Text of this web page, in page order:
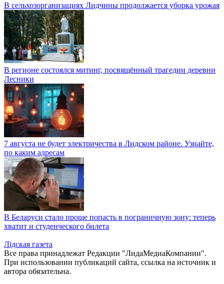
В сельхозорганизациях Лидчины продолжается уборка урожая
В регионе состоялся митинг, посвящённый трагедии деревни
Лесники
7 августа не будет электричества в Лидском районе. Узнайте,
по каким адресам
В Беларуси стало проще попасть в пограничную зону: теперь
хватит и студенческого билета
Лiдская газета
Все права принадлежат Редакции "ЛидаМедиаКомпании".
При использовании публикаций сайта, ссылка на источник и
автора обязательна.